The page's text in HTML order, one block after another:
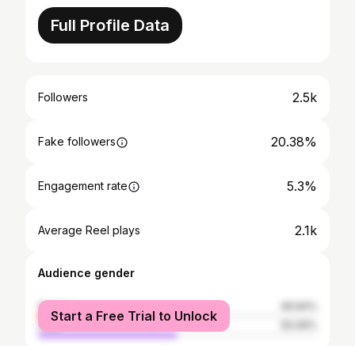
Full Profile Data
Followers 2.5k
Fake followers 20.38%
Engagement rate 5.3%
Average Reel plays 2.1k
Audience gender
female
male
Start a Free Trial to Unlock